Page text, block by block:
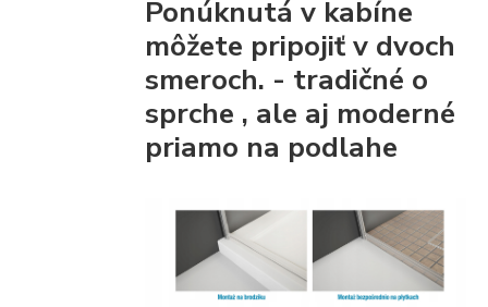
Ponúknutá v kabíne
môžete pripojiťv dvoch
smeroch. - tradičné o
sprche , ale aj moderné
priamo na podlahe